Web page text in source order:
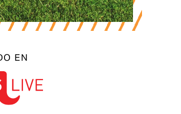
EN